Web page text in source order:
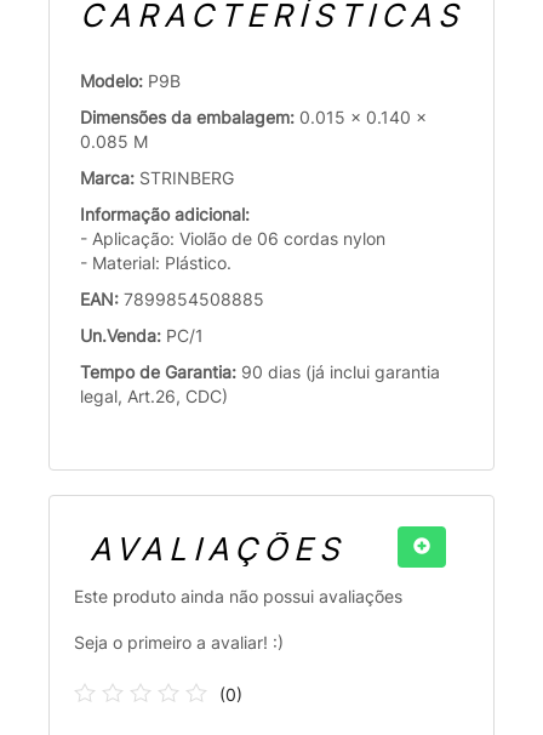
CARACTERÍSTICAS
Modelo: P9B
Dimensões da embalagem: 0.015 x 0.140 x
0.085 M
Marca: STRINBERG
Informação adicional:
- Aplicação: Violão de 06 cordas nylon
- Material: Plástico.
EAN: 7899854508885
Un.Venda: PC/1
Tempo de Garantia: 90 dias (já inclui garantia
legal, Art.26, CDC)
AVALIAÇÕES
Este produto ainda não possui avaliações
Seja o primeiro a avaliar! :)
(0)